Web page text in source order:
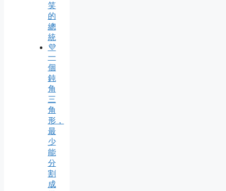
笑
的
總
統
💜
一
個
鈍
角
三
角
形，
最
少
能
分
割
成